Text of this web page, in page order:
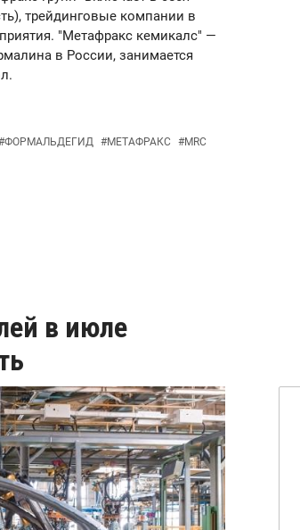
трейдинговые компании в
"Метафракс кемикалс" —
в России, занимается
ФОРМАЛЬДЕГИД #МЕТАФРАКС #MRC
в июле